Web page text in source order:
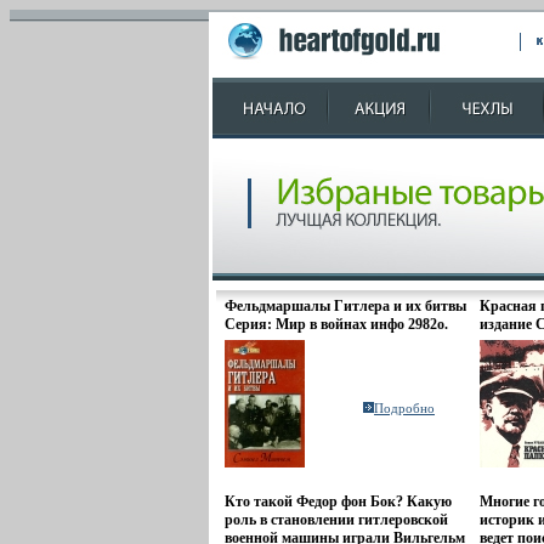
Фельдмаршалы Гитлера и их битвы
Серия: Мир в войнах инфо 2982o.
Подробно
Кто такой Федор фон Бок? Какую
роль в становлении гитлеровской
военной машины играли Вильгельм
Красная
издание
Твердый
30000
Многие
историк
ведет